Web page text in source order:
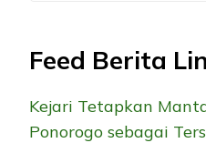
Feed Berita
Kejari Tetapkan
Ponorogo sebagai